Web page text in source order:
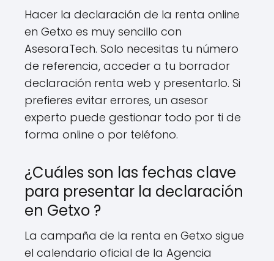
Hacer la declaración de la renta online
en Getxo es muy sencillo con
AsesoraTech. Solo necesitas tu número
de referencia, acceder a tu borrador
declaración renta web y presentarlo. Si
prefieres evitar errores, un asesor
experto puede gestionar todo por ti de
forma online o por teléfono.
¿Cuáles son las fechas clave
para presentar la declaración
en Getxo ?
La campaña de la renta en Getxo sigue
el calendario oficial de la Agencia